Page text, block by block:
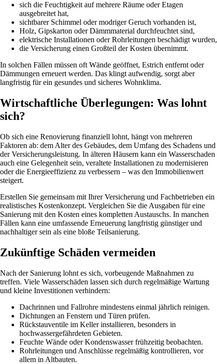
sich die Feuchtigkeit auf mehrere Räume oder Etagen
ausgebreitet hat,
sichtbarer Schimmel oder modriger Geruch vorhanden ist,
Holz, Gipskarton oder Dämmmaterial durchfeuchtet sind,
elektrische Installationen oder Rohrleitungen beschädigt wurden,
die Versicherung einen Großteil der Kosten übernimmt.
In solchen Fällen müssen oft Wände geöffnet, Estrich entfernt oder
Dämmungen erneuert werden. Das klingt aufwendig, sorgt aber
langfristig für ein gesundes und sicheres Wohnklima.
Wirtschaftliche Überlegungen: Was lohnt
sich?
Ob sich eine Renovierung finanziell lohnt, hängt von mehreren
Faktoren ab: dem Alter des Gebäudes, dem Umfang des Schadens und
der Versicherungsleistung. In älteren Häusern kann ein Wasserschaden
auch eine Gelegenheit sein, veraltete Installationen zu modernisieren
oder die Energieeffizienz zu verbessern – was den Immobilienwert
steigert.
Erstellen Sie gemeinsam mit Ihrer Versicherung und Fachbetrieben ein
realistisches Kostenkonzept. Vergleichen Sie die Ausgaben für eine
Sanierung mit den Kosten eines kompletten Austauschs. In manchen
Fällen kann eine umfassende Erneuerung langfristig günstiger und
nachhaltiger sein als eine bloße Teilsanierung.
Zukünftige Schäden vermeiden
Nach der Sanierung lohnt es sich, vorbeugende Maßnahmen zu
treffen. Viele Wasserschäden lassen sich durch regelmäßige Wartung
und kleine Investitionen verhindern:
Dachrinnen und Fallrohre mindestens einmal jährlich reinigen.
Dichtungen an Fenstern und Türen prüfen.
Rückstauventile im Keller installieren, besonders in
hochwassergefährdeten Gebieten.
Feuchte Wände oder Kondenswasser frühzeitig beobachten.
Rohrleitungen und Anschlüsse regelmäßig kontrollieren, vor
allem in Altbauten.